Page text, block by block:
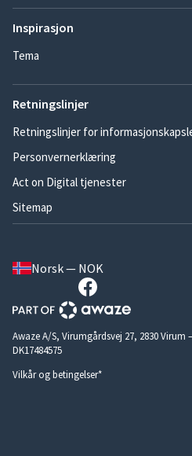
Inspirasjon
Tema
Retningslinjer
Retningslinjer for
Personvernerklæring
Act on Digital tjenester
Sitemap
Norsk — NOK
Awaze A/S, Virumgårdsvej 27, 2830 Virum
DK17484575
Vilkår og betingelser*